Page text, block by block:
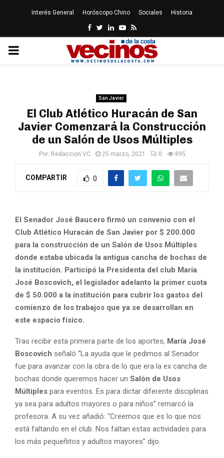
Interés General Horóscopo Chino Sociales Historia
Facebook
Twitter
LinkedinYoutube
Rss
PRIMARY
San Javier
El Club Atlético Huracán de San
Javier Comenzará la Construcción
de un Salón de Usos Múltiples
Por: Redaccion VC 25 marzo, 2021 0 895
COMPARTIR 0
El Senador José Baucero firmó un convenio con el
Club Atlético Huracán de San Javier por $ 200.000
para la construcción de un Salón de Usos Múltiples
donde estaba ubicada la antigua cancha de bochas de
la institución. Participó la Presidenta del club María
José Boscovich, el legislador adelanto la primer cuota
de $ 50.000 a la institución para cubrir los gastos del
comienzo de los trabajos que ya se desarrollan en
este espacio físico.
Tras recibir esta primera parte de los aportes, María José
Boscovich señaló “La ayuda que le pedimos al Senador
fue para avanzar con la obra de lo que era la ex cancha de
bochas donde queremos hacer un Salón de Usos
Múltiples para eventos. Es para dictar diferente disciplinas
ya sea para adultos mayores o para niños” remarcó la
profesora. A su vez añadió: “Creemos que es lo que nos
está faltando en el club. Nos faltan estas actividades para
los más pequeñitos y adultos mayores” dijo.